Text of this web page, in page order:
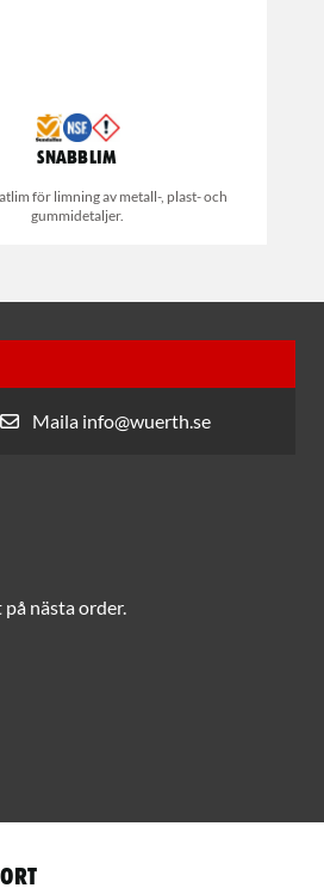
Snabblim
för limning av metall-, plast- och
gummidetaljer.
Maila info@wuerth.se
nästa order.